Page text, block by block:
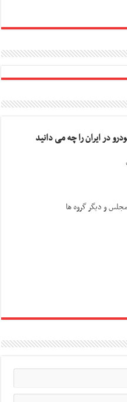
در ایران را چه می دانید
و دیگر گروه ها